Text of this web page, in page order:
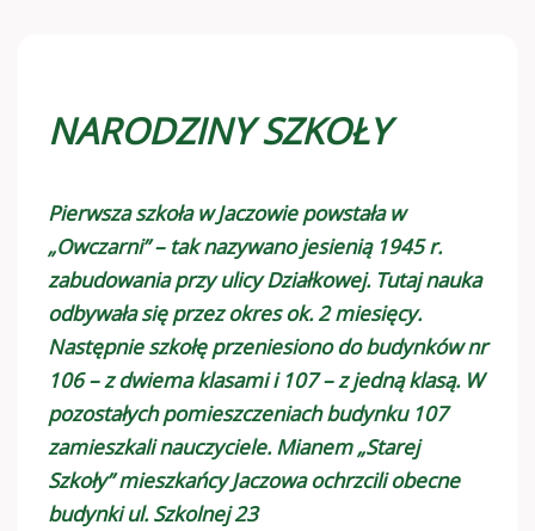
NARODZINY SZKOŁY
Pierwsza szkoła w Jaczowie powstała w
„Owczarni” – tak nazywano jesienią 1945 r.
zabudowania przy ulicy Działkowej. Tutaj nauka
odbywała się przez okres ok. 2 miesięcy.
Następnie szkołę przeniesiono do budynków nr
106 – z dwiema klasami i 107 – z jedną klasą. W
pozostałych pomieszczeniach budynku 107
zamieszkali nauczyciele. Mianem „Starej
Szkoły” mieszkańcy Jaczowa ochrzcili obecne
budynki ul. Szkolnej 23